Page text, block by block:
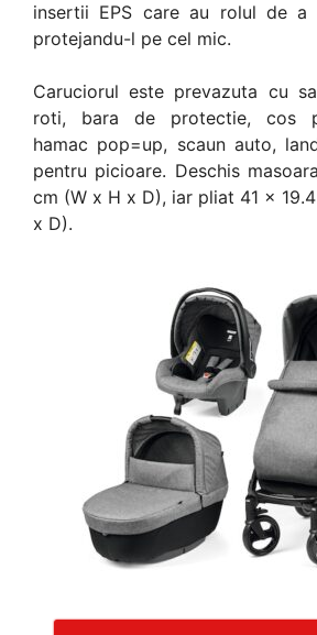
insertii EPS care au rolul de a
protejandu-l pe cel mic.
Caruciorul este prevazuta cu
roti, bara de protectie, cos
hamac pop=up, scaun auto,
pentru picioare. Deschis
cm (W x H x D), iar pliat 41 x
x D).